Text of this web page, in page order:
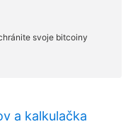
a kalkulačka